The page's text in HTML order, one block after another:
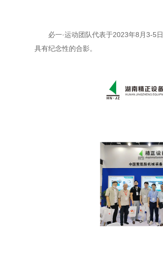
必一·运动团队代表于2023年8月3-5日
具有纪念性的合影。